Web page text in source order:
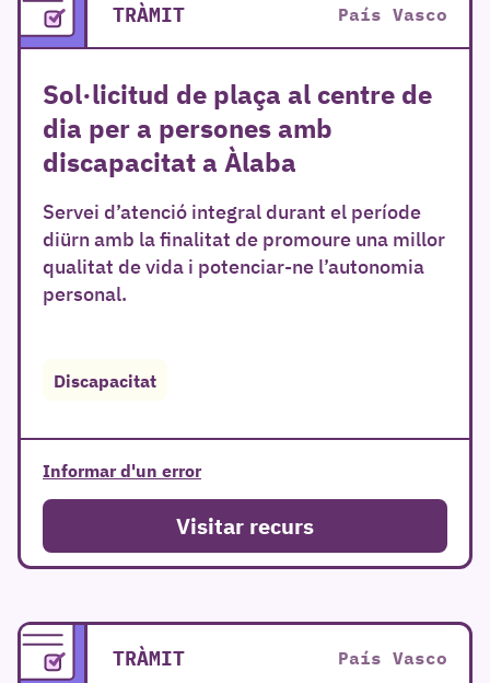
TRÀMIT País Vasco
Sol·licitud de plaça al centre de
dia per a persones amb
discapacitat a Àlaba
Servei d’atenció integral durant el període
diürn amb la finalitat de promoure una millor
qualitat de vida i potenciar-ne l’autonomia
personal.
Discapacitat
Informar d'un error
Visitar recurs
TRÀMIT País Vasco